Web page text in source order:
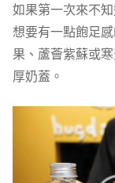
如果第一次來不
想要有一點飽足
果、蘆薈紫蘇或
厚奶蓋。